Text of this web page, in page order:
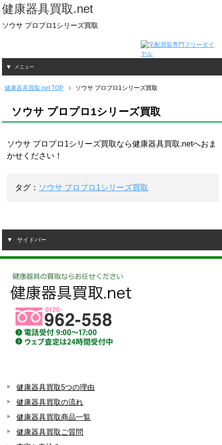
健康器具買取.net
ソウサ プロプロ1シリーズ買取
メニュー
健康器具買取.net TOP ソウサ プロプロ1シリーズ買取
ソウサ プロプロ1シリーズ買取
ソウサ プロプロ1シリーズ買取なら健康器具買取.netへおま
かせください！
タグ： ソウサ プロプロ1シリーズ買取
サイドバー
健康器具買取5つの理由
健康器具買取の流れ
健康器具買取商品一覧
健康器具買取ご質問